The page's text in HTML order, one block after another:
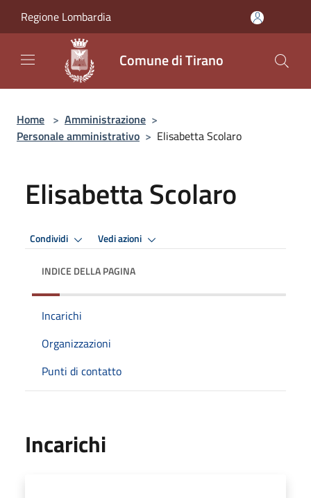
Regione Lombardia
Comune di Tirano
Home > Amministrazione >
Personale amministrativo > Elisabetta Scolaro
Elisabetta Scolaro
Condividi Vedi azioni
INDICE DELLA PAGINA
Incarichi
Organizzazioni
Punti di contatto
Incarichi